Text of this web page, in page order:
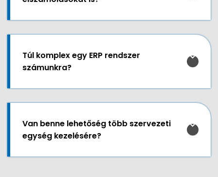
Túl komplex egy ERP rendszer
számunkra?
Van benne lehetőség több szervezeti
egység kezelésére?